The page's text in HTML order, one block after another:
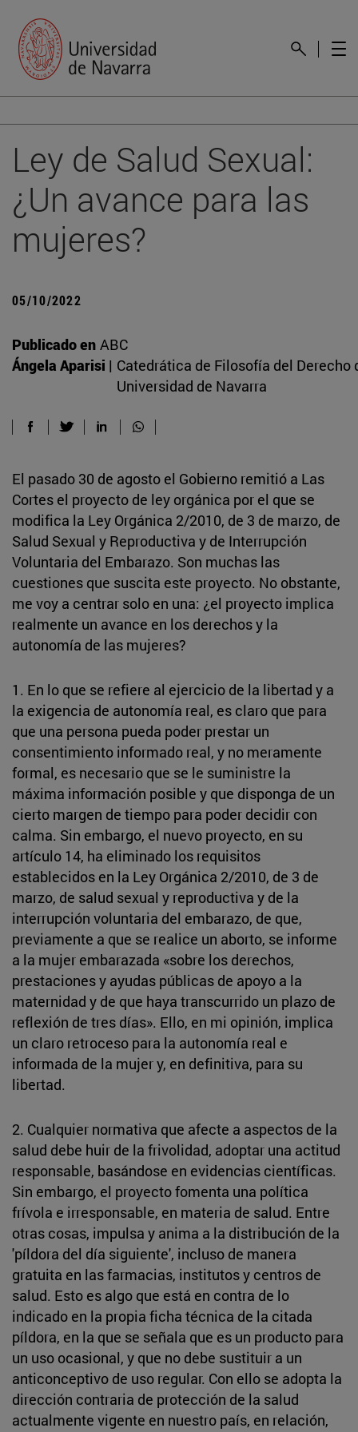
Ley de Salud Sexual:
¿Un avance para las
mujeres?
05/10/2022
Publicado en ABC
Ángela Aparisi | Catedrática de Filosofía del Derecho
Universidad de Navarra
El pasado 30 de agosto el Gobierno remitió a Las
Cortes el proyecto de ley orgánica por el que se
modifica la Ley Orgánica 2/2010, de 3 de marzo, de
Salud Sexual y Reproductiva y de Interrupción
Voluntaria del Embarazo. Son muchas las
cuestiones que suscita este proyecto. No obstante,
me voy a centrar solo en una: ¿el proyecto implica
realmente un avance en los derechos y la
autonomía de las mujeres?
1. En lo que se refiere al ejercicio de la libertad y a
la exigencia de autonomía real, es claro que para
que una persona pueda poder prestar un
consentimiento informado real, y no meramente
formal, es necesario que se le suministre la
máxima información posible y que disponga de un
cierto margen de tiempo para poder decidir con
calma. Sin embargo, el nuevo proyecto, en su
artículo 14, ha eliminado los requisitos
establecidos en la Ley Orgánica 2/2010, de 3 de
marzo, de salud sexual y reproductiva y de la
interrupción voluntaria del embarazo, de que,
previamente a que se realice un aborto, se informe
a la mujer embarazada «sobre los derechos,
prestaciones y ayudas públicas de apoyo a la
maternidad y de que haya transcurrido un plazo de
reflexión de tres días». Ello, en mi opinión, implica
un claro retroceso para la autonomía real e
informada de la mujer y, en definitiva, para su
libertad.
2. Cualquier normativa que afecte a aspectos de la
salud debe huir de la frivolidad, adoptar una actitud
responsable, basándose en evidencias científicas.
Sin embargo, el proyecto fomenta una política
frívola e irresponsable, en materia de salud. Entre
otras cosas, impulsa y anima a la distribución de la
'píldora del día siguiente', incluso de manera
gratuita en las farmacias, institutos y centros de
salud. Esto es algo que está en contra de lo
indicado en la propia ficha técnica de la citada
píldora, en la que se señala que es un producto para
un uso ocasional, y que no debe sustituir a un
anticonceptivo de uso regular. Con ello se adopta la
dirección contraria de protección de la salud
actualmente vigente en nuestro país, en relación,